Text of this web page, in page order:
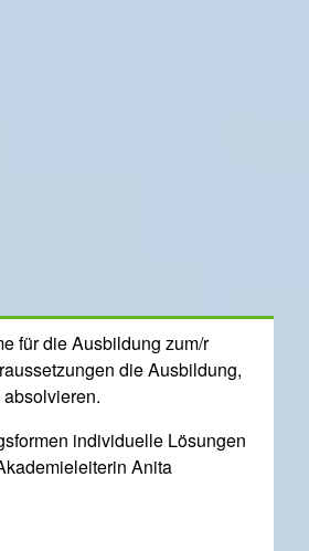
Rückfragen dauerhaft gespeichert
für die Ausbildung zum/r
die Ausbildung,
individuelle Lösungen
Anita